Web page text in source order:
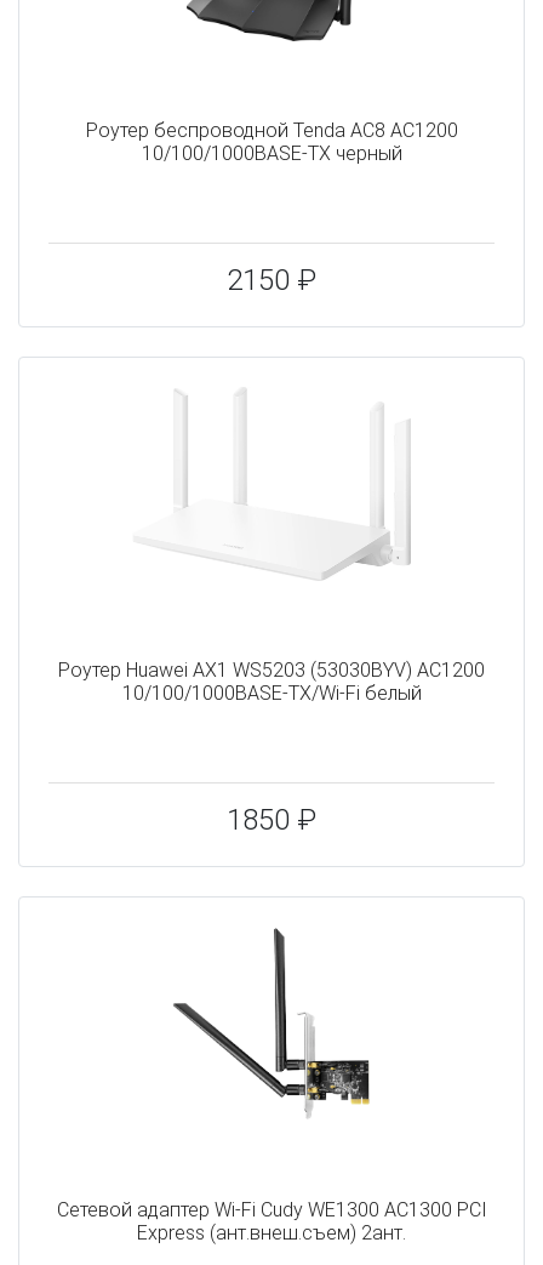
Роутер беспроводной Tenda AC8 AC1200
10/100/1000BASE-TX черный
2150 ₽
Роутер Huawei AX1 WS5203 (53030BYV) AC1200
10/100/1000BASE-TX/Wi-Fi белый
1850 ₽
Сетевой адаптер Wi-Fi Cudy WE1300 AC1300 PCI
Express (ант.внеш.съем) 2ант.